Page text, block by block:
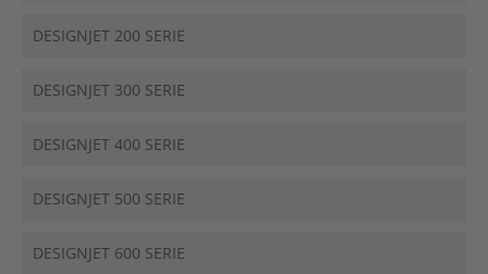
DESIGNJET 200 SERIE
DESIGNJET 300 SERIE
DESIGNJET 400 SERIE
DESIGNJET 500 SERIE
DESIGNJET 600 SERIE